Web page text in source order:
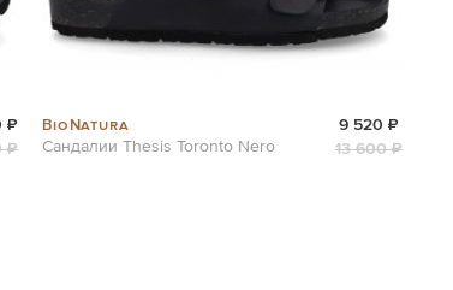
₽
₽
BioNatura
Сандалии Thesis Toronto Nero
9 520 ₽
13 600 ₽